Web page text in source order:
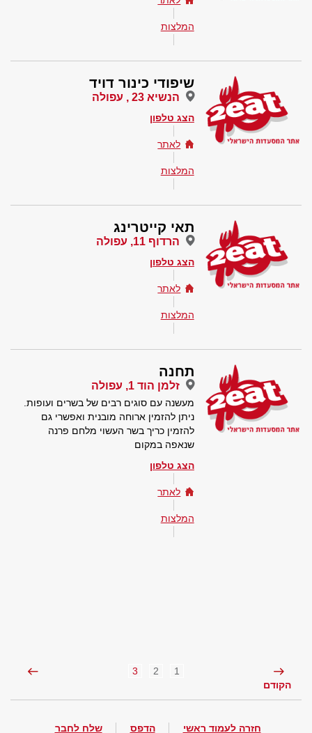
המלצות
שיפודי כינור דויד
הנשיא 23 , עפולה
הצג טלפון
לאתר
המלצות
תאי קייטרינג
הרדוף 11, עפולה
הצג טלפון
לאתר
המלצות
תחנה
זלמן הוד 1, עפולה
מעשנה עם סוגים רבים של בשרים ועופות.
ניתן להזמין ארוחה מובנית ואפשרי גם
להזמין כריך בשר העשוי מלחם פרנה
שנאפה במקום
הצג טלפון
לאתר
המלצות
הקודם
1
2
3
חזרה לעמוד ראשי הדפס שלח לחבר